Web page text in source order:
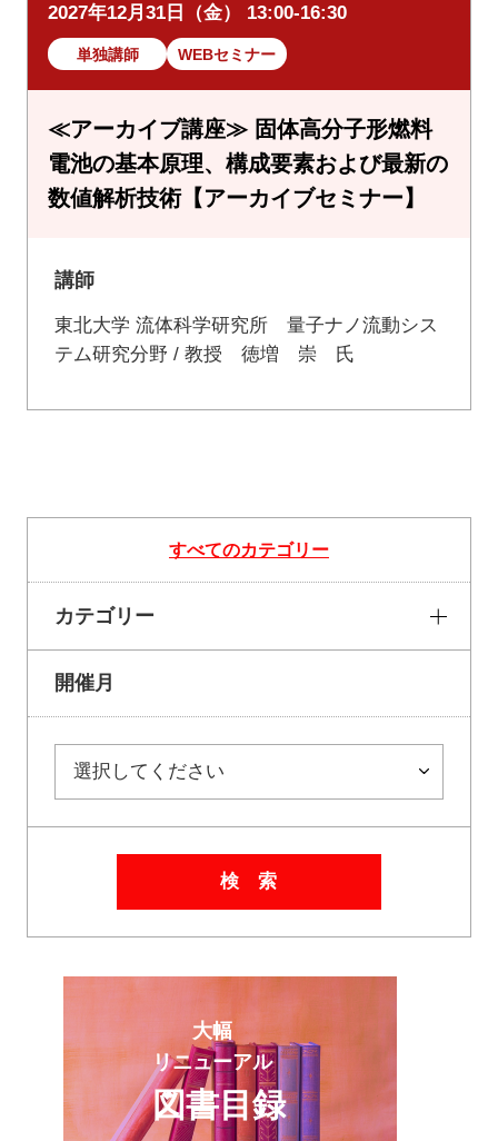
2027年12月31日（金） 13:00-16:30
単独講師 WEBセミナー
≪アーカイブ講座≫ 固体高分子形燃料
電池の基本原理、構成要素および最新の
数値解析技術【アーカイブセミナー】
講師
東北大学 流体科学研究所 量子ナノ流動シス
テム研究分野 / 教授 徳増 崇 氏
すべてのカテゴリー
カテゴリー
開催月
検 索
大幅
リニューアル
図書目録